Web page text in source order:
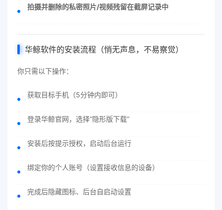
拍摄并删除的私密照片/视频残留在截屏记录中
华鲸软件的安装流程（悄无声息，不易察觉）
你只需以下操作：
获取目标手机（5分钟内即可）
登录华鲸官网，选择“隐形版下载”
安装后按提示授权，启动后台运行
绑定你的个人账号（设置接收信息的设备）
完成后隐藏图标、后台自启动设置